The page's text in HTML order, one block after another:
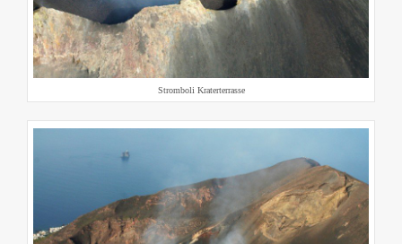
Stromboli Kraterterrasse